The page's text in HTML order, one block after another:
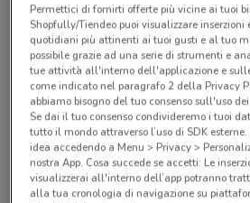
Eden Viaggi
Scade il 30/04 530 m Scade
Permettici di fornirti offerte più vicine ai tuoi
Shopfully/Tiendeo puoi visualizzare inserzioni
quotidiani più attinenti ai tuoi gusti e al tuo
possibile grazie ad una serie di strumenti e
tue attività all'interno dell'applicazione e
come indicato nel paragrafo 2 della Privacy
abbiamo bisogno del tuo consenso sull'uso
Se dai il tuo consenso condivideremo i tuoi
tutto il mondo attraverso l’uso di SDK
idea accedendo a Menu > Privacy >
nostra App. Cosa succede se accetti: Le
visualizzerai all'interno dell’app potranno
alla tua cronologia di navigazione su